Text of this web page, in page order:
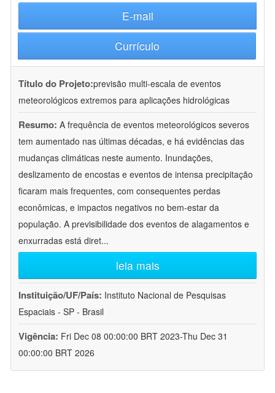
E-mail
Currículo
Título do Projeto:previsão multi-escala de eventos
meteorológicos extremos para aplicações hidrológicas
Resumo: A frequência de eventos meteorológicos severos
tem aumentado nas últimas décadas, e há evidências das
mudanças climáticas neste aumento. Inundações,
deslizamento de encostas e eventos de intensa precipitação
ficaram mais frequentes, com consequentes perdas
econômicas, e impactos negativos no bem-estar da
população. A previsibilidade dos eventos de alagamentos e
enxurradas está diret...
leia mais
Instituição/UF/País: Instituto Nacional de Pesquisas
Espaciais - SP - Brasil
Vigência: Fri Dec 08 00:00:00 BRT 2023-Thu Dec 31
00:00:00 BRT 2026